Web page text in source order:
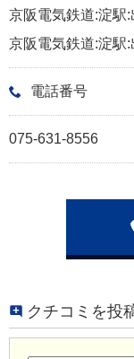
京阪電気鉄道:淀駅
京阪電気鉄道:淀駅
電話番号
075-631-8556
クチコミを投